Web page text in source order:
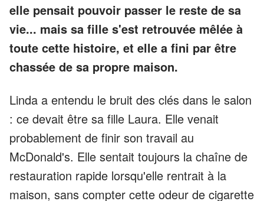
elle pensait pouvoir passer le reste de sa
vie... mais sa fille s'est retrouvée mêlée à
toute cette histoire, et elle a fini par être
chassée de sa propre maison.
Linda a entendu le bruit des clés dans le salon
: ce devait être sa fille Laura. Elle venait
probablement de finir son travail au
McDonald's. Elle sentait toujours la chaîne de
restauration rapide lorsqu'elle rentrait à la
maison, sans compter cette odeur de cigarette